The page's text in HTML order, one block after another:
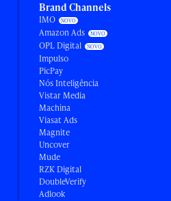
Brand Channels
IMO
Amazon Ads
OPL Digital
Impulso
PicPay
Nós Inteligência
Vistar Media
Machina
Viasat Ads
Magnite
Uncover
Mude
RZK Digital
DoubleVerify
Adlook